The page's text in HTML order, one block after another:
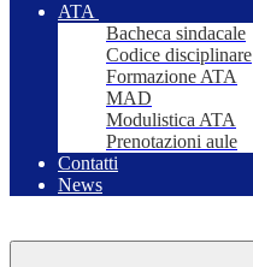
ATA
Bacheca sindacale
Codice disciplinare
Formazione ATA
MAD
Modulistica ATA
Prenotazioni aule
Contatti
News